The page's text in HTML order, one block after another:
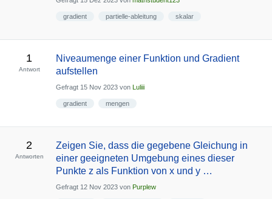
gradient partielle-ableitung skalar
1
Antwort
Niveaumenge einer Funktion und Gradient
aufstellen
Gefragt 15 Nov 2023 von Luliii
gradient mengen
2
Antworten
Zeigen Sie, dass die gegebene Gleichung in
einer geeigneten Umgebung eines dieser
Punkte z als Funktion von x und y …
Gefragt 12 Nov 2023 von Purplew